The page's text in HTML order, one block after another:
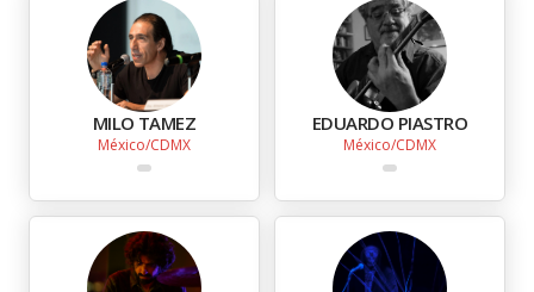
MILO TAMEZ
México CDMX
EDUARDO PIASTRO
México CDMX